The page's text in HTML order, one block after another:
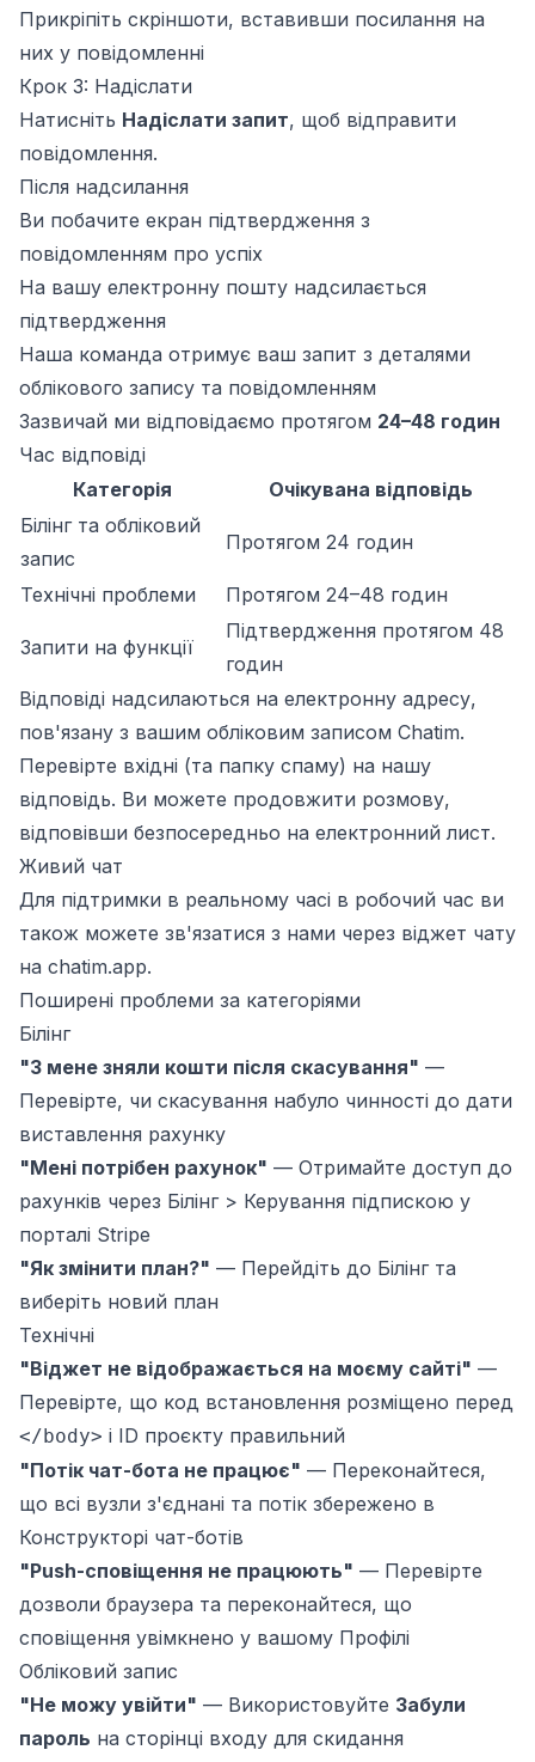
Прикріпіть скріншоти, вставивши посилання на
них у повідомленні
Крок 3: Надіслати
Натисніть Надіслати запит, щоб відправити
повідомлення.
Після надсилання
Ви побачите екран підтвердження з
повідомленням про успіх
На вашу електронну пошту надсилається
підтвердження
Наша команда отримує ваш запит з деталями
облікового запису та повідомленням
Зазвичай ми відповідаємо протягом 24–48 годин
Час відповіді
Категорія
Очікувана відповідь
Білінг та обліковий
запис
Протягом 24 годин
Технічні проблеми Протягом 24–48 годин
Запити на функції
Підтвердження протягом 48
годин
Відповіді надсилаються на електронну адресу,
пов'язану з вашим обліковим записом Chatim.
Перевірте вхідні (та папку спаму) на нашу
відповідь. Ви можете продовжити розмову,
відповівши безпосередньо на електронний лист.
Живий чат
Для підтримки в реальному часі в робочий час ви
також можете зв'язатися з нами через віджет чату
на chatim.app.
Поширені проблеми за категоріями
Білінг
"З мене зняли кошти після скасування" —
Перевірте, чи скасування набуло чинності до дати
виставлення рахунку
"Мені потрібен рахунок" — Отримайте доступ до
рахунків через Білінг > Керування підпискою у
порталі Stripe
"Як змінити план?" — Перейдіть до Білінг та
виберіть новий план
Технічні
"Віджет не відображається на моєму сайті" —
Перевірте, що код встановлення розміщено перед
</body> і ID проєкту правильний
"Потік чат-бота не працює" — Переконайтеся,
що всі вузли з'єднані та потік збережено в
Конструкторі чат-ботів
"Push-сповіщення не працюють" — Перевірте
дозволи браузера та переконайтеся, що
сповіщення увімкнено у вашому Профілі
Обліковий запис
"Не можу увійти" — Використовуйте Забули
пароль на сторінці входу для скидання